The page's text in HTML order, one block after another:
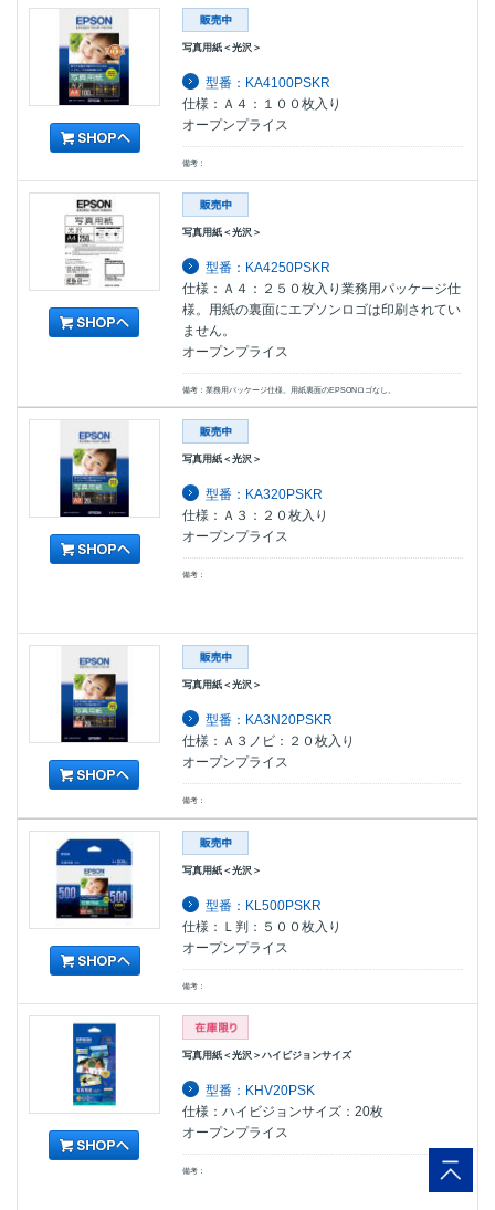
写真用紙＜光沢＞
型番：KA4100PSKR
仕様：Ａ４：１００枚入り
オープンプライス
備考：
写真用紙＜光沢＞
型番：KA4250PSKR
仕様：Ａ４：２５０枚入り業務用パッケージ仕
様。用紙の裏面にエプソンロゴは印刷されてい
ません。
オープンプライス
備考：業務用パッケージ仕様。用紙裏面のEPSONロゴなし。
写真用紙＜光沢＞
型番：KA320PSKR
仕様：Ａ３：２０枚入り
オープンプライス
備考：
写真用紙＜光沢＞
型番：KA3N20PSKR
仕様：Ａ３ノビ：２０枚入り
オープンプライス
備考：
写真用紙＜光沢＞
型番：KL500PSKR
仕様：Ｌ判：５００枚入り
オープンプライス
備考：
写真用紙＜光沢＞ハイビジョンサイズ
型番：KHV20PSK
仕様：ハイビジョンサイズ：20枚
オープンプライス
備考：